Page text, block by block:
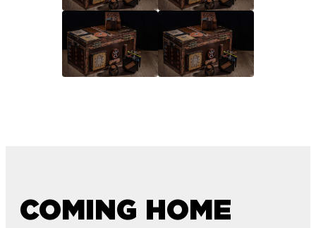
COMING HOME